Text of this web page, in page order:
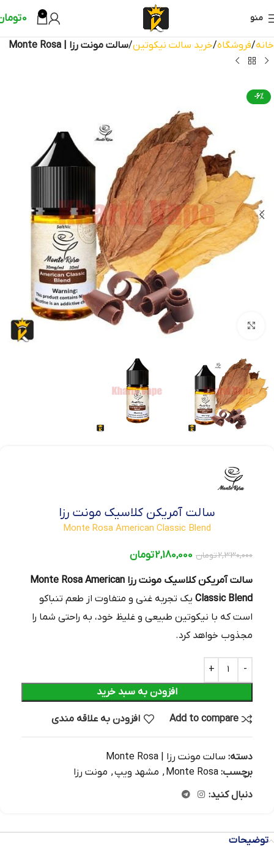
منو 0
0
خانه فروشگاه خرید سالت نیکوتین سالت مونت رزا | Monte Rosa
-6%
بزرگنمایی تصویر
سالت آمریکن کلاسیک مونت رزا
Monte Rosa American Classic Blend
2,330,000تومان 2,180,000تومان
سالت آمریکن کلاسیک مونت رزا Monte Rosa American
Classic Blend یک تجربه غنی و متفاوت از طعم تنباکو
است که با نیکوتین طبیعی و غلیظ خود، به راحتی شما را
مجذوب خواهد کرد.
افزودن به سبد خرید
Add to compare افزودن به علاقه مندی
دسته: سالت مونت رزا | Monte Rosa
برچسب: Monte Rosa
, مشهد ویپ, مونت رزا
دنبال کنید:
توضیحات